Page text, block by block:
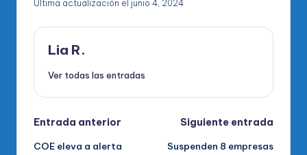
Última actualización el junio 4, 2024
Lia R.
Ver todas las entradas
Navegación
Entrada anterior
COE eleva a alerta
Siguiente entrada
Suspenden 8 empresas